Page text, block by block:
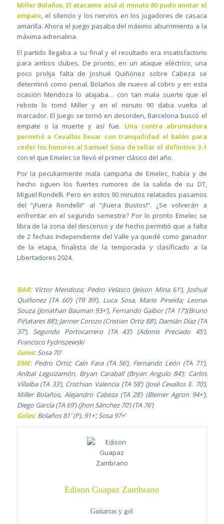
Miller Bolaños. El atacante azul al minuto 80 pudo anotar el
empate, el silencio y los nervios en los jugadores de casaca
amarilla. Ahora el juego pasaba del máximo aburrimiento a la
máxima adrenalina.
El partido llegaba a su final y el resultado era insatisfactorio
para ambos clubes. De pronto, en un ataque eléctrico, una
poco prolija falta de Joshué Quiñónez sobre Cabeza se
determinó como penal. Bolaños de nuevo al cobro y en esta
ocasión Mendoza lo atajaba… con tan mala suerte que el
rebote lo tomó Miller y en el minuto 90 daba vuelta al
marcador. El juego se tornó en desorden, Barcelona buscó el
empate o la muerte y así fue. Una contra abrumadora
permitió a Cevallos llevar con tranquilidad el balón para
ceder los honores al Samuel Sosa de sellar el definitivo 3-1
con el que Emelec se llevó el primer clásico del año.
Por la peculiarmente mala campaña de Emelec, había y de
hecho siguen los fuertes rumores de la salida de su DT,
Miguel Rondelli. Pero en estos 90 minutos relatados pasamos
del “¡Fuera Rondelli!” al “¡Fuera Bustos!”. ¿Se volverán a
enfrentar en el segundo semestre? Por lo pronto Emelec se
libra de la zona del descenso y de hecho permitió que a falta
de 2 fechas Independiente del Valle ya quedé como ganador
de la etapa, finalista de la temporada y clasificado a la
Libertadores 2024.
BAR:Víctor Mendoza; Pedro Velasco (Jeison Mina 61’), Joshué
Quiñonez (TA 60’) (TR 89’), Luca Sosa, Mario Pineida; Leonai
Souza (Jonathan Bauman 93+’), Fernando Gaibor (TA 17’)(Bruno
Piñatares 88’); Janner Corozo (Cristian Ortiz 88’), Damián Díaz (TA
37’), Segundo Portocarrero (TA 43’) (Adonis Preciado 45’);
Francisco Fydriszewski
Goles:Sosa 70′
EME:Pedro Ortiz; Caín Fara (TA 56’), Fernando León (TA 71’),
Aníbal Leguizamón, Bryan Carabalí (Bryan Angulo 84’); Carlos
Villalba (TA 33’), Cristhian Valencia (TA 58’) (José Cevallos E. 70’);
Miller Bolaños, Alejandro Cabeza (TA 28’) (Bleiner Agron 94+’),
Diego García (TA 69’) (Jhon Sánchez 70’) (TA 76’)
Goles:Bolaños 81′ (P), 91+’; Sosa 97+’
Edison Guapaz Zambrano
Guitarras y gol